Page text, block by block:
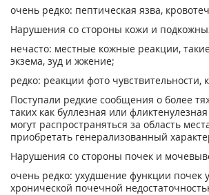
очень редко: пептическая язва,
Нарушения со стороны кожи и
нечасто: местные кожные реакции,
экзема, зуд и жжение;
редко: реакции фото чувствительности,
Поступали редкие сообщения о более
таких как буллезная или
могут распространяться за область
приобретать генерализованный
Нарушения со стороны почек и
очень редко: ухудшение функции почек
хронической почечной